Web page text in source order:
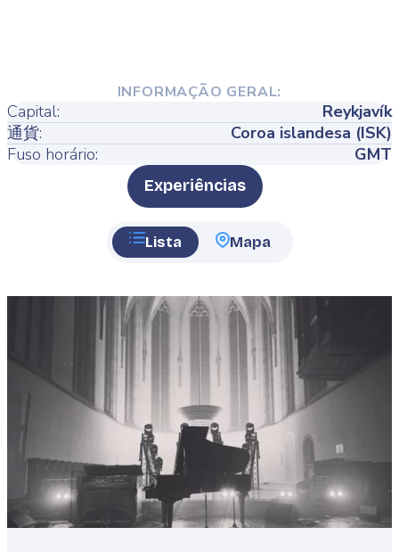
INFORMAÇÃO GERAL:
Capital:
Reykjavík
通貨:
Coroa islandesa (ISK)
Fuso horário:
GMT
TypeExperiências
Lista Mapa